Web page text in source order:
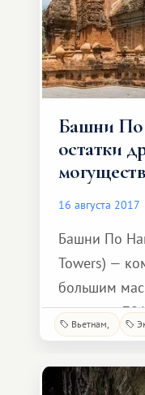
лугов через
Башни
остатки
16 августа 2017
Башни По
Towers) —
большим
где-то до
уникальными
который
Вьетнам